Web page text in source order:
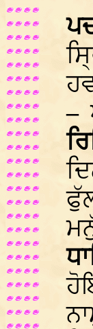
–